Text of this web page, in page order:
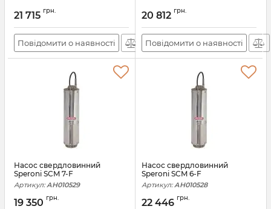
21 715 грн.
Повідомити о наявності
20 812 грн.
Повідомити о наявності
Насос свердловинний
Speroni SCM 7-F
Артикул: АН010529
19 350 грн.
Насос свердловинний
Speroni SCM 6-F
Артикул: АН010528
22 446 грн.